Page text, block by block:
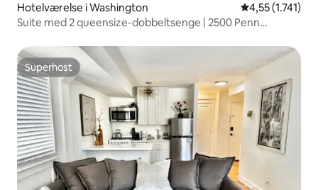
Hotelværelse i Washington 4,55 ud af 5 i
4,55 (1.741)
Suite med 2 queensize-dobbeltsenge | 2500 Penn
Superhost
Superhost